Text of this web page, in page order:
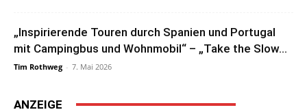
„Inspirierende Touren durch Spanien und Portugal
mit Campingbus und Wohnmobil“ – „Take the Slow...
Tim Rothweg - 7. Mai 2026
ANZEIGE